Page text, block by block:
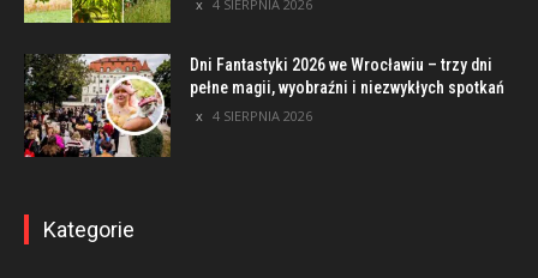
4 SIERPNIA 2026
Dni Fantastyki 2026 we Wrocławiu – trzy dni
pełne magii, wyobraźni i niezwykłych spotkań
4 SIERPNIA 2026
Kategorie